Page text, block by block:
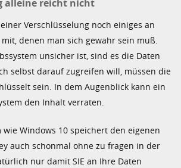
alleine reicht nicht
Verschlüsselung noch einiges an
denen man sich gewahr sein muß.
unsicher ist, sind es die Daten
selbst darauf zugreifen will, müssen die
sein. In dem Augenblick kann ein
den Inhalt verraten.
wie Windows 10 speichert den eigenen
auch schonmal ohne zu fragen in der
nur damit SIE an Ihre Daten